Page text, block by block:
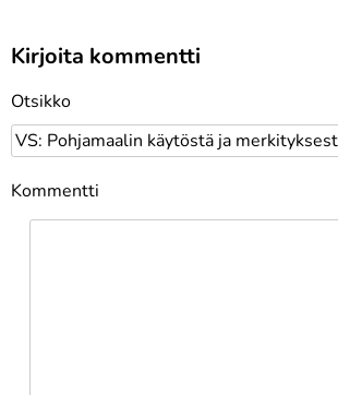
Kirjoita kommentti
Otsikko
Kommentti